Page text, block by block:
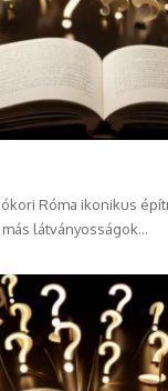
Róma ikonikus
látványosságok…